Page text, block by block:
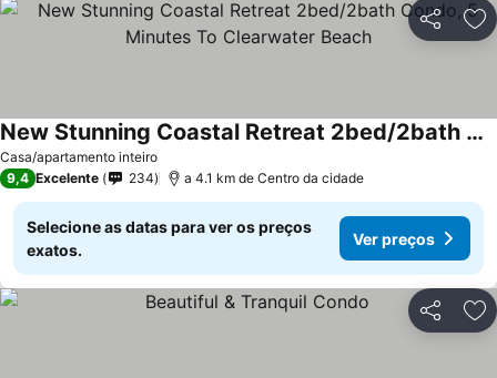
Partilhar
Casa/apartamento inteiro
New Stunning Coastal Retreat 2bed/2bath Condo, 5 Minutes To Clearwater Beach
Ver preços
9,4 Excelente 234 a 4.1 km de Centro da cidade
Selecione as datas para ver os preços
exatos.
Ver preços
Partilhar